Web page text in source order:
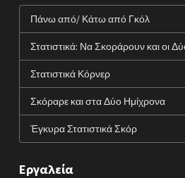
Πάνω από/ Κάτω από Γκόλ
Στατιστικά: Να Σκοράρουν και οι
Στατιστικά Κόρνερ
Σκόραρε και στα Δύο Ημίχρονα
Έγκυρα Στατιστικά Σκόρ
Εργαλεία